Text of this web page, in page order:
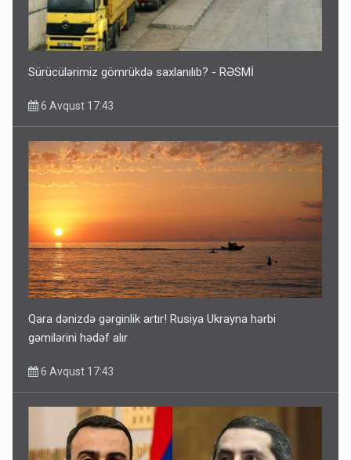
Sürücülərimiz gömrükdə saxlanılıb? - RƏSMİ
6 Avqust 17:43
Qara dənizdə gərginlik artır! Rusiya Ukrayna hərbi
gəmilərini hədəf alır
6 Avqust 17:43